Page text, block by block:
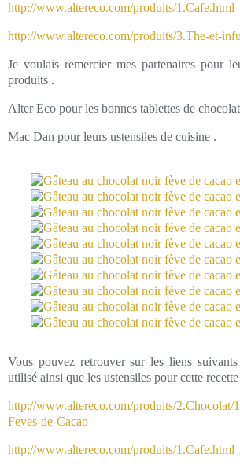
http://www.altereco.com/produits/1.Cafe.html
http://www.altereco.com/produits/3.The-et-
Je voulais remercier mes partenaires pour
produits .
Alter Eco pour les bonnes tablettes de
Mac Dan pour leurs ustensiles de cuisine .
Vous pouvez retrouver sur les liens
utilisé ainsi que les ustensiles pour cette recette
http://www.altereco.com/produits/2.Chocolat/
Feves-de-Cacao
http://www.altereco.com/produits/1.Cafe.html